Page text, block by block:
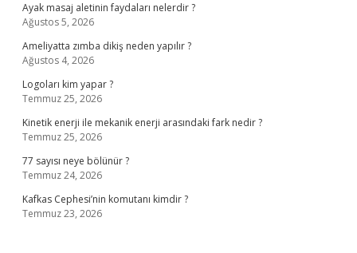
Ayak masaj aletinin faydaları nelerdir ?
Ağustos 5, 2026
Ameliyatta zımba dikiş neden yapılır ?
Ağustos 4, 2026
Logoları kim yapar ?
Temmuz 25, 2026
Kinetik enerji ile mekanik enerji arasındaki fark nedir ?
Temmuz 25, 2026
77 sayısı neye bölünür ?
Temmuz 24, 2026
Kafkas Cephesi’nin komutanı kimdir ?
Temmuz 23, 2026